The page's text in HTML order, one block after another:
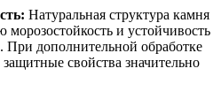
Натуральная структура камня
морозостойкость и устойчивость
дополнительной обработке
свойства значительно